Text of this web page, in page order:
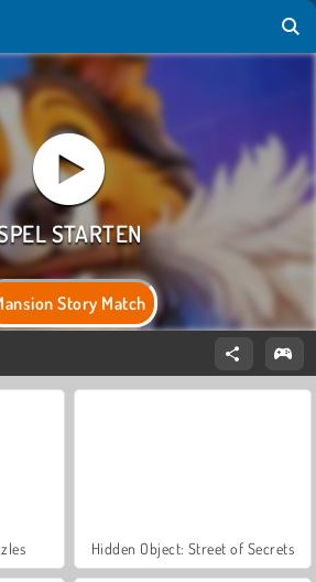
Story Match
Hidden Object: Street of Secrets